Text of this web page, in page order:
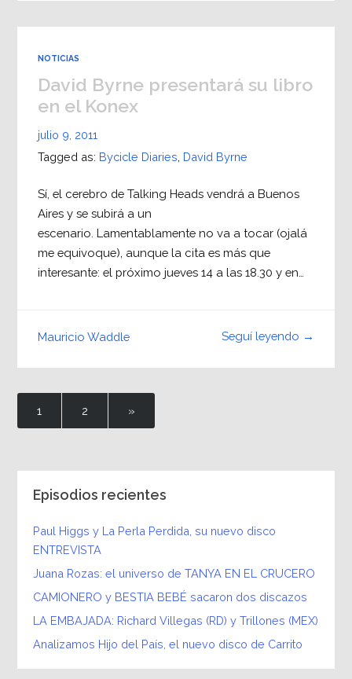
NOTICIAS
David Byrne presentará su libro
en el Konex
julio 9, 2011
Tagged as: Bycicle Diaries David Byrne
Sí, el cerebro de Talking Heads vendrá a Buenos
Aires y se subirá a un
escenario. Lamentablamente no va a tocar (ojalá
me equivoque), aunque la cita es más que
interesante: el próximo jueves 14 a las 18.30 y en…
Seguí leyendo →
Mauricio Waddle
1 2 »
Episodios recientes
Paul Higgs y La Perla Perdida, su nuevo disco
ENTREVISTA
Juana Rozas: el universo de TANYA EN EL CRUCERO
CAMIONERO y BESTIA BEBÉ sacaron dos discazos
LA EMBAJADA: Richard Villegas (RD) y Trillones (MEX)
Analizamos Hijo del País, el nuevo disco de Carrito